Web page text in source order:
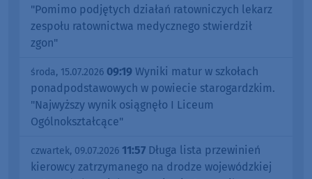
"Pomimo podjętych działań ratowniczych lekarz
zespołu ratownictwa medycznego stwierdził
zgon"
środa, 15.07.2026 09:19 Wyniki matur w szkołach
ponadpodstawowych w powiecie starogardzkim.
"Najwyższy wynik osiągnęło I Liceum
Ogólnokształcące"
czwartek, 09.07.2026 11:57 Długa lista przewinień
kierowcy zatrzymanego na drodze wojewódzkiej